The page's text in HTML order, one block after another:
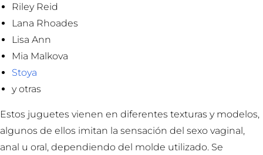
Riley Reid
Lana Rhoades
Lisa Ann
Mia Malkova
Stoya
y otras
Estos juguetes vienen en diferentes texturas y modelos,
algunos de ellos imitan la sensación del sexo vaginal,
anal u oral, dependiendo del molde utilizado. Se